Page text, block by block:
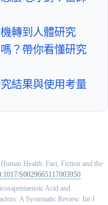
轉到人體研究
？帶你看懂研究
結果與使用考量
Health: Fact, Fiction and the
S0029665117003950
Acid and
A Systematic Review. Int J